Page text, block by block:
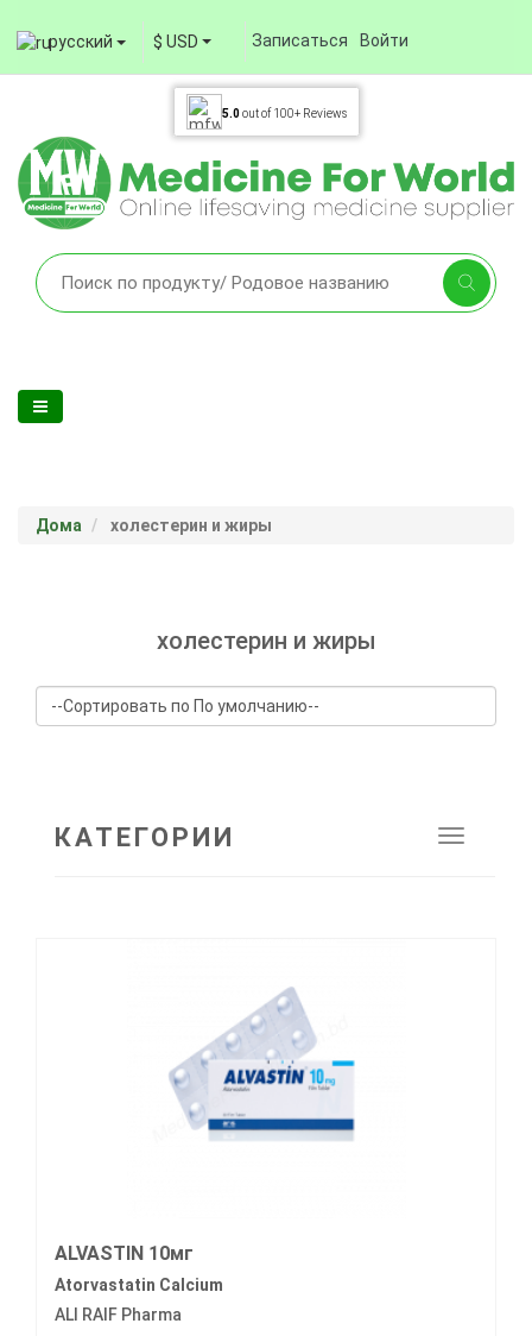
русский $ USD Записаться Войти
5.0out of 100+ Reviews
Дома холестерин и жиры
холестерин и жиры
Toggle
КАТЕГОРИИ
ALVASTIN 10мг
Atorvastatin Calcium
ALI RAIF Pharma